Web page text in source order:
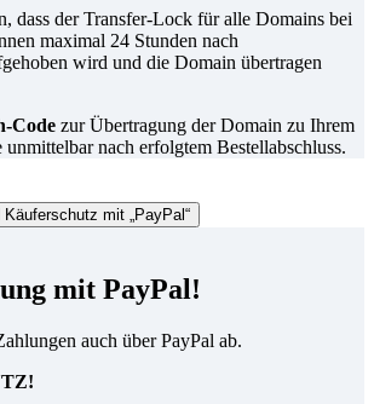
dass der Transfer-Lock für alle Domains bei
maximal 24 Stunden nach
wird und die Domain übertragen
Code zur Übertragung der Domain zu Ihrem
nach erfolgtem Bestellabschluss.
mit „PayPal“
mit PayPal!
auch über PayPal ab.